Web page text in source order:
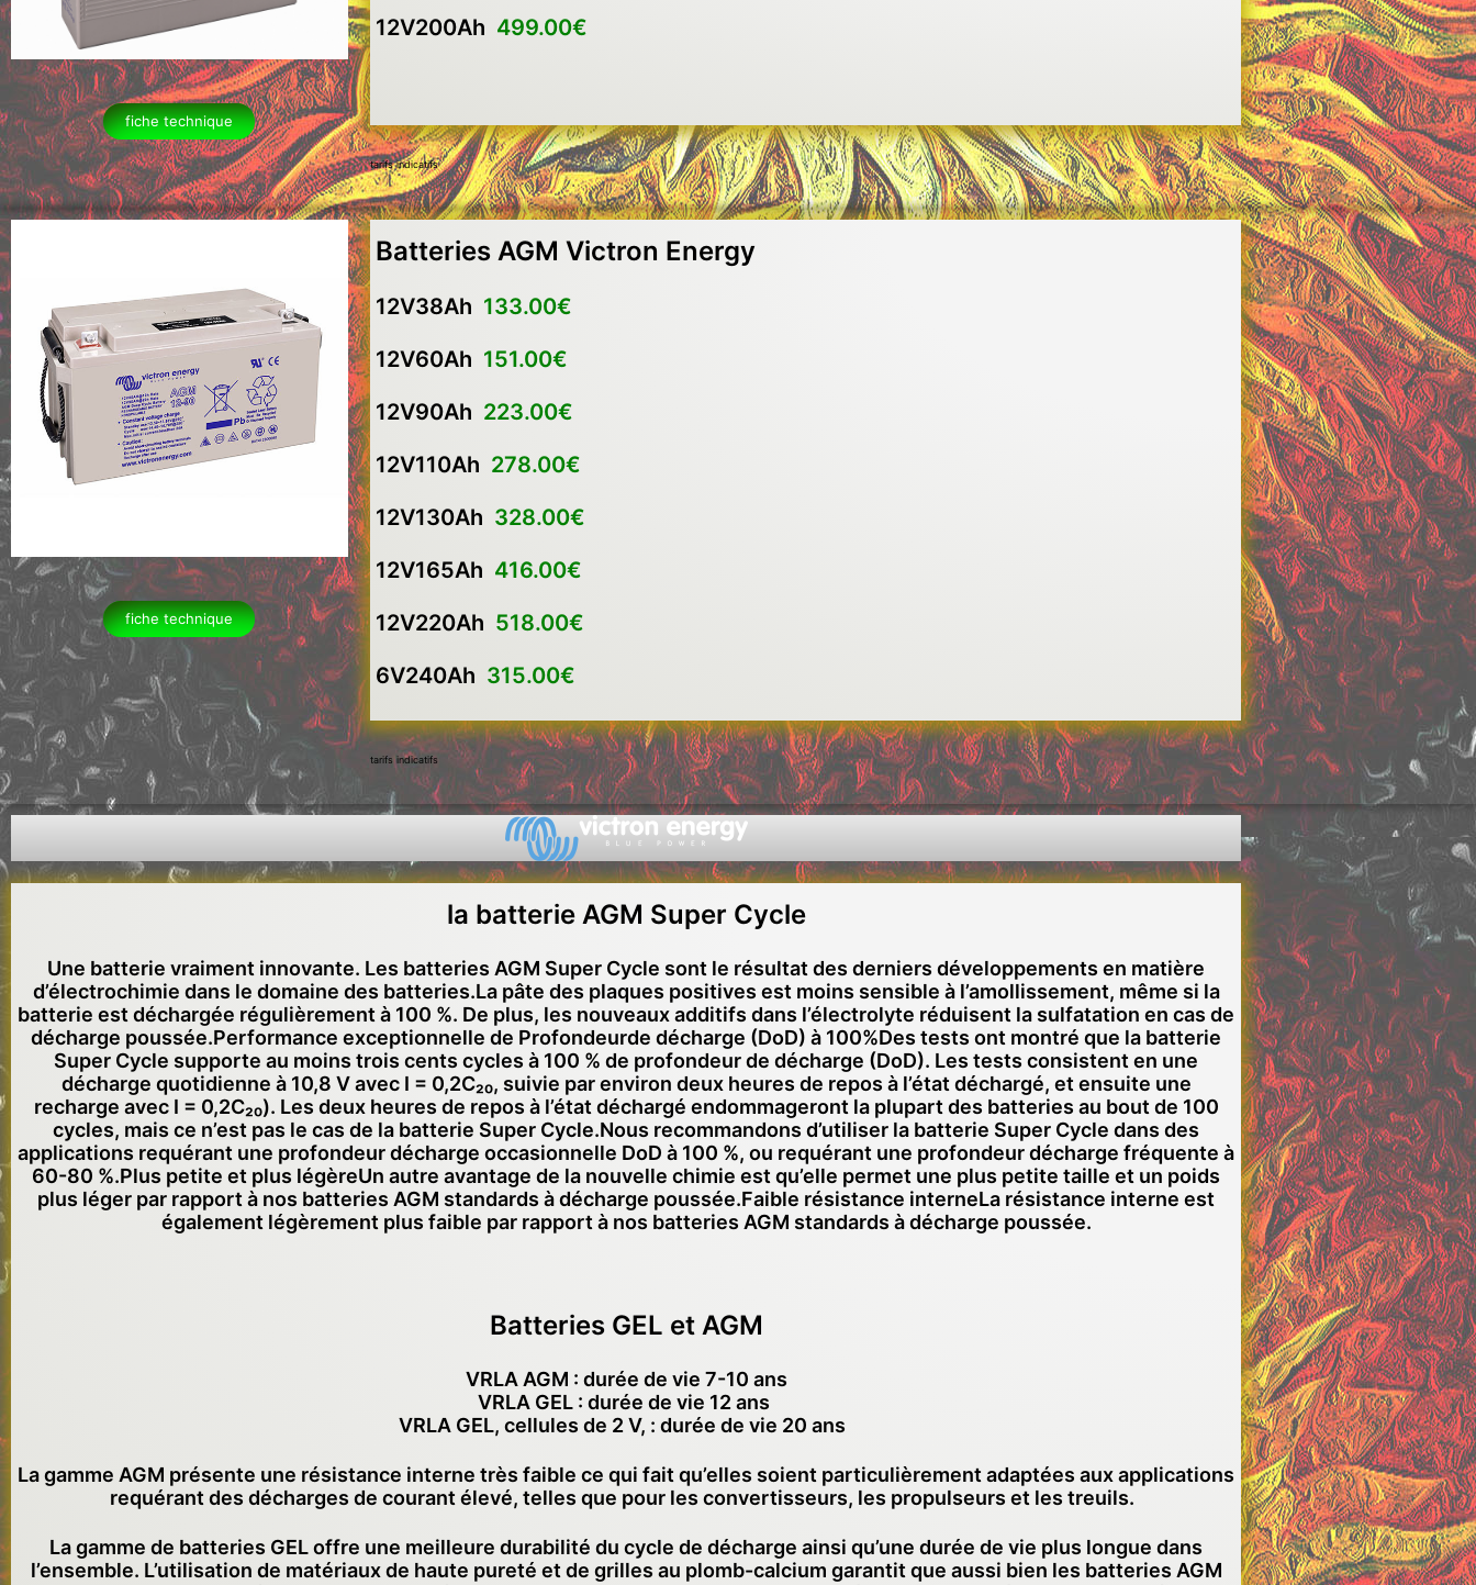
fiche technique
12V200Ah 499.00€
tarifs indicatifs
fiche technique
Batteries AGM Victron Energy
12V38Ah 133.00€
12V60Ah 151.00€
12V90Ah 223.00€
12V110Ah 278.00€
12V130Ah 328.00€
12V165Ah 416.00€
12V220Ah 518.00€
6V240Ah 315.00€
tarifs indicatifs
la batterie AGM Super Cycle
Une batterie vraiment innovante. Les batteries AGM Super Cycle sont le résultat des derniers développements en matière
d’électrochimie dans le domaine des batteries.La pâte des plaques positives est moins sensible à l’amollissement, même si la
batterie est déchargée régulièrement à 100 %. De plus, les nouveaux additifs dans l’électrolyte réduisent la sulfatation en cas de
décharge poussée.Performance exceptionnelle de Profondeurde décharge (DoD) à 100%Des tests ont montré que la batterie
Super Cycle supporte au moins trois cents cycles à 100 % de profondeur de décharge (DoD). Les tests consistent en une
décharge quotidienne à 10,8 V avec I = 0,2C₂₀, suivie par environ deux heures de repos à l’état déchargé, et ensuite une
recharge avec I = 0,2C₂₀). Les deux heures de repos à l’état déchargé endommageront la plupart des batteries au bout de 100
cycles, mais ce n’est pas le cas de la batterie Super Cycle.Nous recommandons d’utiliser la batterie Super Cycle dans des
applications requérant une profondeur décharge occasionnelle DoD à 100 %, ou requérant une profondeur décharge fréquente à
60-80 %.Plus petite et plus légèreUn autre avantage de la nouvelle chimie est qu’elle permet une plus petite taille et un poids
plus léger par rapport à nos batteries AGM standards à décharge poussée.Faible résistance interneLa résistance interne est
également légèrement plus faible par rapport à nos batteries AGM standards à décharge poussée.
Batteries GEL et AGM
VRLA AGM : durée de vie 7-10 ans
VRLA GEL : durée de vie 12 ans
VRLA GEL, cellules de 2 V, : durée de vie 20 ans
La gamme AGM présente une résistance interne très faible ce qui fait qu’elles soient particulièrement adaptées aux applications
requérant des décharges de courant élevé, telles que pour les convertisseurs, les propulseurs et les treuils.
La gamme de batteries GEL offre une meilleure durabilité du cycle de décharge ainsi qu’une durée de vie plus longue dans
l’ensemble. L’utilisation de matériaux de haute pureté et de grilles au plomb-calcium garantit que aussi bien les batteries AGM